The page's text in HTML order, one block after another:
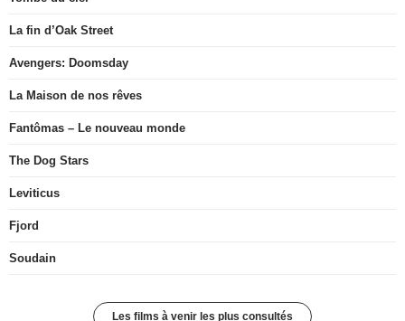
La fin d’Oak Street
Avengers: Doomsday
La Maison de nos rêves
Fantômas – Le nouveau monde
The Dog Stars
Leviticus
Fjord
Soudain
Les films à venir les plus consultés